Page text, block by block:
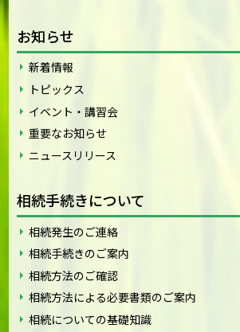
お知らせ
新着情報
トピックス
イベント・講習会
重要なお知らせ
ニュースリリース
相続手続きについて
相続発生のご連絡
相続手続きのご案内
相続方法のご確認
相続方法による必要書類のご案内
相続についての基礎知識